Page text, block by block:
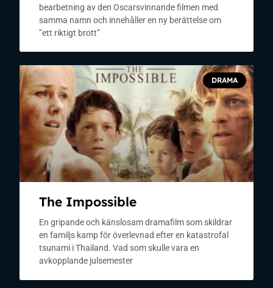
bearbetning av den Oscarsvinnande filmen med
samma namn och innehåller en ny berättelse om
”ett riktigt brott”
DRAMA
The Impossible
En gripande och känslosam dramafilm som skildrar
en familjs kamp för överlevnad efter en katastrofal
tsunami i Thailand. Vad som skulle vara en
avkopplande julsemester